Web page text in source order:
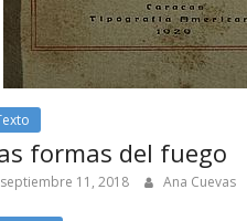
formas del fuego
septiembre 11, 2018 Ana Cuevas